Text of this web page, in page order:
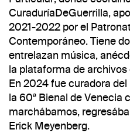
CuraduríaDeGuerrilla,
2021-2022 por el
Contemporáneo. Tiene
entrelazan música,
la plataforma de
En 2024 fue curadora
la 60ª Bienal de Venecia
marchábamos,
Erick Meyenberg.